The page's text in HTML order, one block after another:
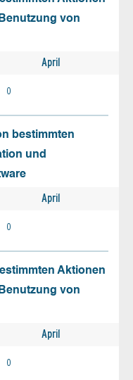
von
April
0
bestimmten
und
April
0
Aktionen
von
April
0